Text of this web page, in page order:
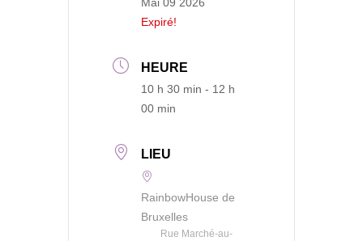
Expiré!
HEURE
10 h 30 min - 12 h
00 min
LIEU
RainbowHouse de
Bruxelles
Rue Marché-au-